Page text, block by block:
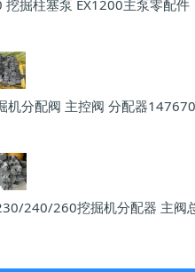
机分配阀 主控阀 分配器
240/260挖掘机分配器 主阀